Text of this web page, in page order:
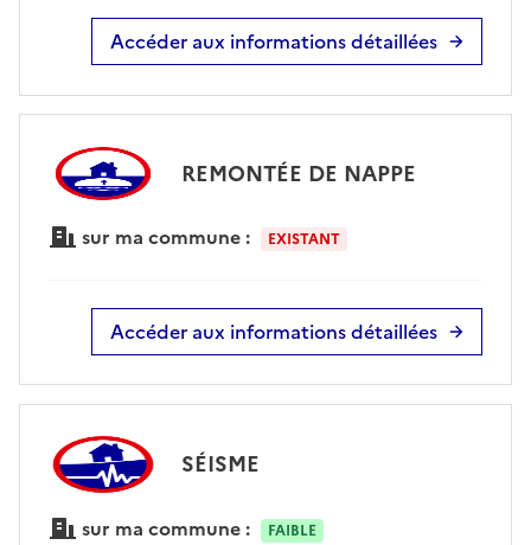
Accéder aux informations détaillées
REMONTÉE DE NAPPE
sur ma commune : EXISTANT
Accéder aux informations détaillées
SÉISME
sur ma commune : FAIBLE